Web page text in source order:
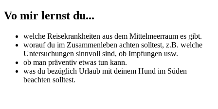
Vo mir lernst du...
welche Reisekrankheiten aus dem Mittelmeerraum es gibt.
worauf du im Zusammenleben achten solltest, z.B. welche
Untersuchungen sinnvoll sind, ob Impfungen usw.
ob man präventiv etwas tun kann.
was du bezüglich Urlaub mit deinem Hund im Süden
beachten solltest.